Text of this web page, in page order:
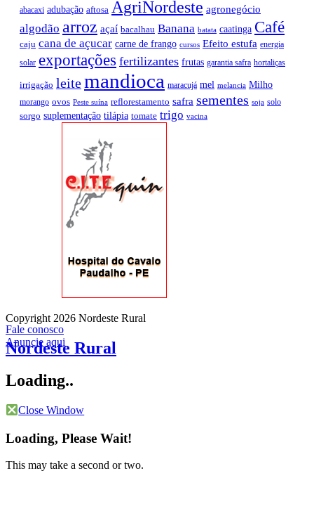
abacaxi adubação aftosa AgriNordeste agronegócio
algodão arroz açaí bacalhau Banana batata caatinga Café
caju cana de açucar carne de frango cursos Efeito estufa energia
solar exportações fertilizantes frutas garantia safra hortaliças
irrigação leitemandioca maracujá mel melancia Milho
morango ovos Peste suína reflorestamento safra sementes soja solo
sorgo suplementação tilápia tomate trigo vacina
Fale conosco
Anuncie aqui
Copyright 2026 Nordeste Rural
Nordeste Rural
Loading..
Close Window
Loading, Please Wait!
This may take a second or two.